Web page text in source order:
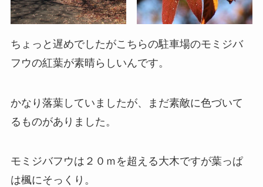
ちょっと遅めでしたがこちらの駐車場のモミジバ
フウの紅葉が素晴らしいんです。
かなり落葉していましたが、まだ素敵に色づいて
るものがありました。
モミジバフウは２０ｍを超える大木ですが葉っぱ
は楓にそっくり。